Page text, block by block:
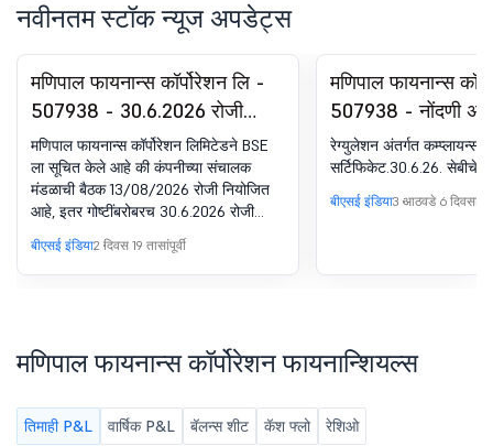
नवीनतम स्टॉक न्यूज अपडेट्स
मणिपाल फायनान्स कॉर्पोरेशन लि -
507938 - 30.6.2026 रोजी
अनऑडिटेड फायनान्शियल
परिणामांचा विचार करण्यासाठी बोर्ड
मीटिंग सूचना
मणिपाल फायनान्स कॉर्पोरेशन लिमिटेडने BSE
ला सूचित केले आहे की कंपनीच्या संचालक
मंडळाची बैठक 13/08/2026 रोजी नियोजित
आहे, इतर गोष्टींबरोबरच 30.6.2026 रोजी
लेखापरीक्षण न केलेल्या फायनान्शियल
परिणामांचा विचार करणे आणि मंजूर करणे
बीएसई इंडिया2 दिवस 19 तासांपूर्वी
मणिपाल फायनान्स
507938 - नोंदणी
अनुपालन-प्रमाणपत्र.
रेग्युलेशन्स, 2018 चे
रेग्युलेशन अंतर्गत कम्प्लायन्स
सर्टिफिकेट.30.6.26. सेबीचे
बीएसई इंडिया3 आठवडे 6
मणिपाल फायनान्स कॉर्पोरेशन फायनान्शियल्स
तिमाही P&L वार्षिक P&L बॅलन्स शीट कॅश फ्लो रेशिओ